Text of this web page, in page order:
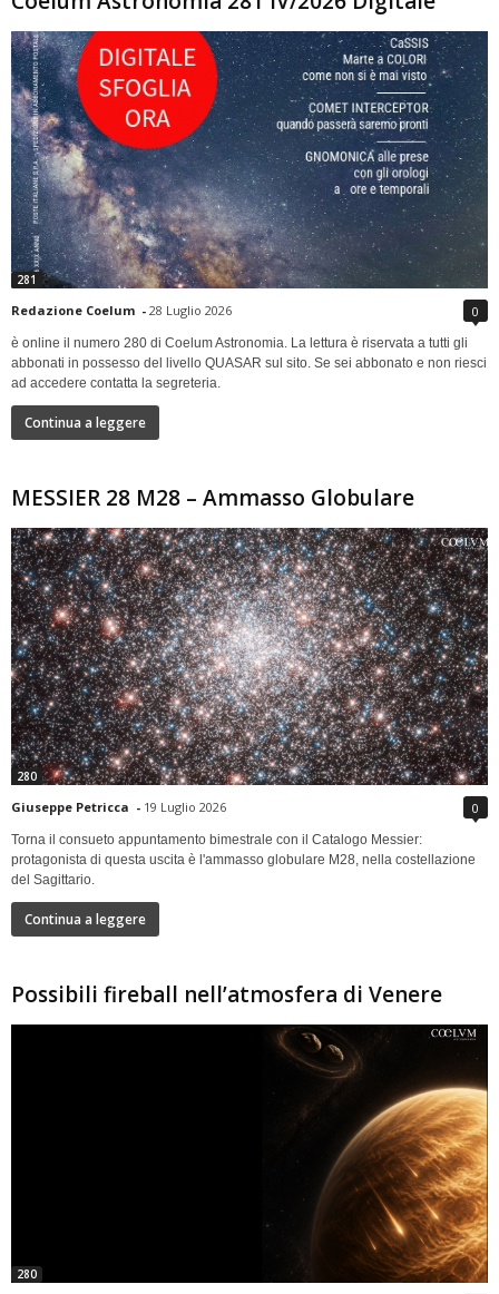
281
Redazione Coelum - 28 Luglio 2026 0
è online il numero 280 di Coelum Astronomia. La lettura è riservata a tutti gli
abbonati in possesso del livello QUASAR sul sito. Se sei abbonato e non riesci
ad accedere contatta la segreteria.
Continua a leggere
MESSIER 28 M28 – Ammasso Globulare
280
Giuseppe Petricca - 19 Luglio 2026 0
Torna il consueto appuntamento bimestrale con il Catalogo Messier:
protagonista di questa uscita è l'ammasso globulare M28, nella costellazione
del Sagittario.
Continua a leggere
Possibili fireball nell’atmosfera di Venere
280